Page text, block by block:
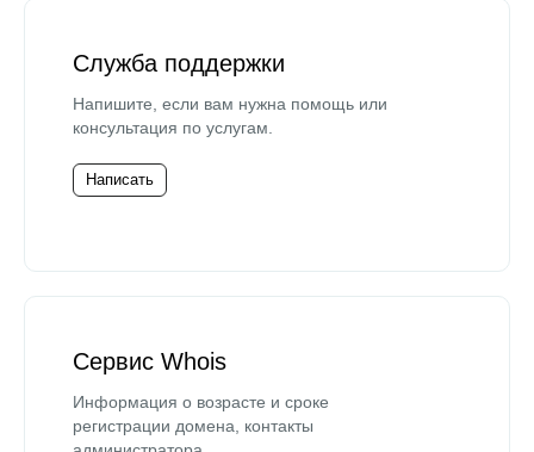
Служба поддержки
Напишите, если вам нужна помощь или
консультация по услугам.
Написать
Сервис Whois
Информация о возрасте и сроке
регистрации домена, контакты